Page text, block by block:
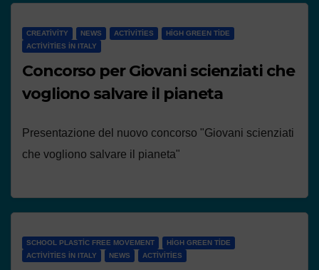
CREATIVITY NEWS ACTIVITIES
HIGH GREEN TIDE
ACTIVITIES IN ITALY
Concorso per Giovani scienziati che
vogliono salvare il pianeta
Presentazione del nuovo concorso "Giovani scienziati
che vogliono salvare il pianeta"
SCHOOL PLASTIC FREE MOVEMENT
HIGH GREEN TIDE
ACTIVITIES IN ITALY
NEWS ACTIVITIES